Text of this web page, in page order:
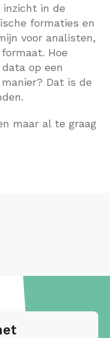
inzicht in de
formaties en
voor analisten,
Hoe
op een
Dat is de
maar al te graag